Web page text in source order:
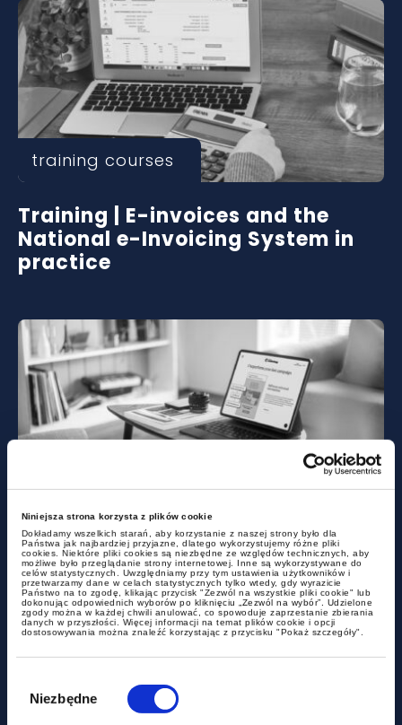
Niniejsza strona korzysta z plików cookie
Dokładamy wszelkich starań, aby korzystanie z naszej strony było dla
Państwa jak najbardziej przyjazne, dlatego wykorzystujemy różne pliki
cookies. Niektóre pliki cookies są niezbędne ze względów technicznych, aby
możliwe było przeglądanie strony internetowej. Inne są wykorzystywane do
celów statystycznych. Uwzględniamy przy tym ustawienia użytkowników i
przetwarzamy dane w celach statystycznych tylko wtedy, gdy wyrazicie
Państwo na to zgodę, klikając przycisk "Zezwól na wszystkie pliki cookie" lub
dokonując odpowiednich wyborów po kliknięciu „Zezwól na wybór”. Udzielone
zgody można w każdej chwili anulować, co spowoduje zaprzestanie zbierania
danych w przyszłości. Więcej informacji na temat plików cookie i opcji
dostosowywania można znaleźć korzystając z przycisku "Pokaż szczegóły".
zgody
Niezbędne
training courses
Training | E-invoices and the
National e-Invoicing System in
practice
Online conference | VAT in
practice